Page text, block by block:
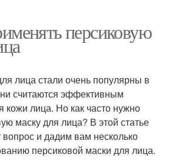
персиковую
лица стали очень популярны в
считаются эффективным
кожи лица. Но как часто нужно
маску для лица? В этой статье
и дадим вам несколько
персиковой маски для лица.